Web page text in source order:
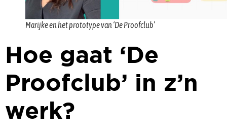
Marijke en het prototype van ‘De Proofclub’
Hoe gaat ‘De
Proofclub’ in z’n
werk?